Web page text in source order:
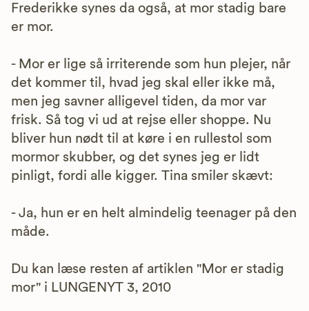
Frederikke synes da også, at mor stadig bare
er mor.
- Mor er lige så irriterende som hun plejer, når
det kommer til, hvad jeg skal eller ikke må,
men jeg savner alligevel tiden, da mor var
frisk. Så tog vi ud at rejse eller shoppe. Nu
bliver hun nødt til at køre i en rullestol som
mormor skubber, og det synes jeg er lidt
pinligt, fordi alle kigger. Tina smiler skævt:
- Ja, hun er en helt almindelig teenager på den
måde.
Du kan læse resten af artiklen "Mor er stadig
mor" i LUNGENYT 3, 2010